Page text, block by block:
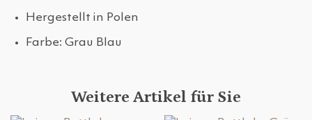
Hergestellt in Polen
Farbe: Grau Blau
Weitere Artikel für Sie